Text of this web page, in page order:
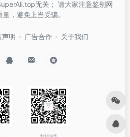
无关； 请大家注意鉴别网
，避免上当受骗。
声明 广告合作 关于我们
关注公众号